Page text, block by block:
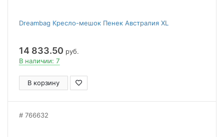
Dreambag Кресло-мешок Пенек Австралия XL
14 833.50 руб.
В наличии: 7
В корзину
766632